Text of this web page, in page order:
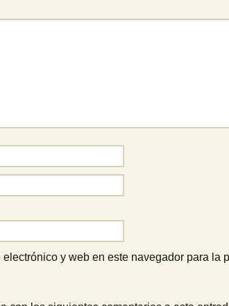
y web en este navegador para la